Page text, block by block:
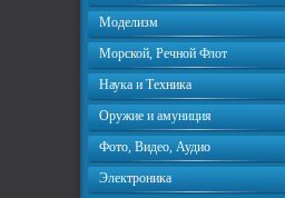
Моделизм
Морской, Речной Флот
Наука и Техника
Оружие и амуниция
Фото, Видео, Аудио
Электроника